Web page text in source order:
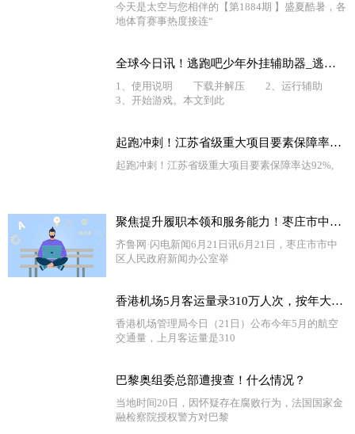
今天是太空与您相伴的【第1884期 】盛夏酷暑，各
地体育赛事热度接连“
全球今日讯！逃跑吧少年外挂辅助器_逃跑少年外挂教学
1、使用说明 下载并解压 2、运行辅助
3、开始游戏。本文到此
起跑冲刺！江苏省级重大项目要素保障率达92%-全球热资讯
起跑冲刺！江苏省级重大项目要素保障率达92%,
聚焦提升履职本领和服务能力！枣庄市中文化路街道加强社区干部队伍建设 全球新消息
齐鲁网·闪电新闻6月21日讯6月21日，枣庄市市中
区人民政府新闻办公室举
香港机场5月客运量录310万人次，按年大增17倍 天天热头条
香港机场管理局今日（21日）公布今年5月的航空
交通量，上月客运量是310
巴黎奥组委总部遭搜查！什么情况？
当地时间20日，因怀疑存在腐败行为，法国国家金
融检察院授权警方对巴黎